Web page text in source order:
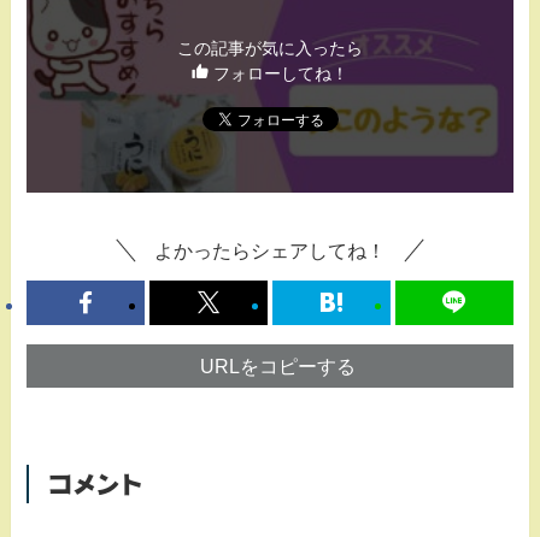
この記事が気に入ったら
フォローしてね！
よかったらシェアしてね！
URLをコピーする
コメント